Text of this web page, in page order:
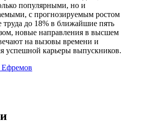
популярными, но и
с прогнозируемым ростом
труда до 18% в ближайшие пять
новые направления в высшем
на вызовы времени и
успешной карьеры выпускников.
Ефремов